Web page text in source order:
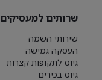
שרותים למעסיקים
שירותי השמה
העסקה גמישה
גיוס לתקופות קצרות
גיוס בכירים